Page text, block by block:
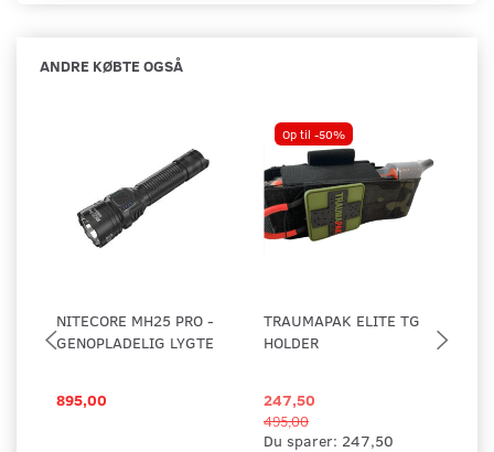
ANDRE KØBTE OGSÅ
NITECORE MH25 PRO -
GENOPLADELIG LYGTE
895,00
Op til -50%
TRAUMAPAK ELITE TG
HOLDER
247,50
495,00
Du sparer: 247,50